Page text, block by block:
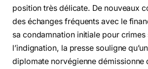
position très délicate. De nouveaux
des échanges fréquents avec le
sa condamnation initiale pour crimes
l’indignation, la presse souligne
diplomate norvégienne démissionne